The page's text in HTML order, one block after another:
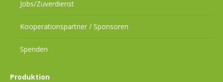
Jobs/Zuverdienst
Kooperationspartner / Sponsoren
Spenden
Produktion